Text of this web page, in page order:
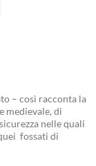
– così racconta la
medievale, di
nelle quali
fossati di